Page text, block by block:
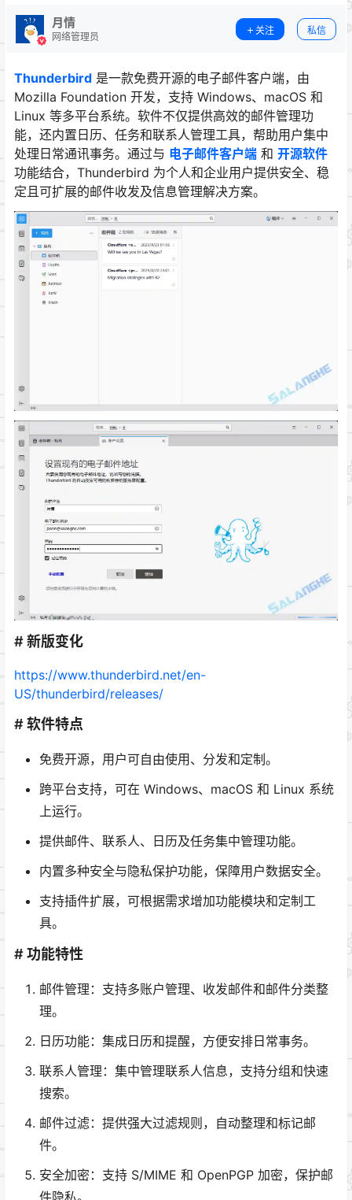
月情
网络管理员
关注 私信
Thunderbird 是一款免费开源的电子邮件客户端，由
Mozilla Foundation 开发，支持 Windows、macOS 和
Linux 等多平台系统。软件不仅提供高效的邮件管理功
能，还内置日历、任务和联系人管理工具，帮助用户集中
处理日常通讯事务。通过与 电子邮件客户端 和 开源软件
功能结合，Thunderbird 为个人和企业用户提供安全、稳
定且可扩展的邮件收发及信息管理解决方案。
# 新版变化
https://www.thunderbird.net/en-
US/thunderbird/releases/
# 软件特点
免费开源，用户可自由使用、分发和定制。
跨平台支持，可在 Windows、macOS 和 Linux 系统
上运行。
提供邮件、联系人、日历及任务集中管理功能。
内置多种安全与隐私保护功能，保障用户数据安全。
支持插件扩展，可根据需求增加功能模块和定制工
具。
# 功能特性
邮件管理：支持多账户管理、收发邮件和邮件分类整
理。
日历功能：集成日历和提醒，方便安排日常事务。
联系人管理：集中管理联系人信息，支持分组和快速
搜索。
邮件过滤：提供强大过滤规则，自动整理和标记邮
件。
安全加密：支持 S/MIME 和 OpenPGP 加密，保护邮